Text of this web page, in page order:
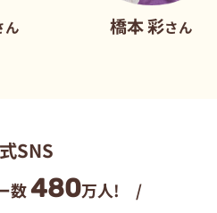
さん
SNS
数480万人! /